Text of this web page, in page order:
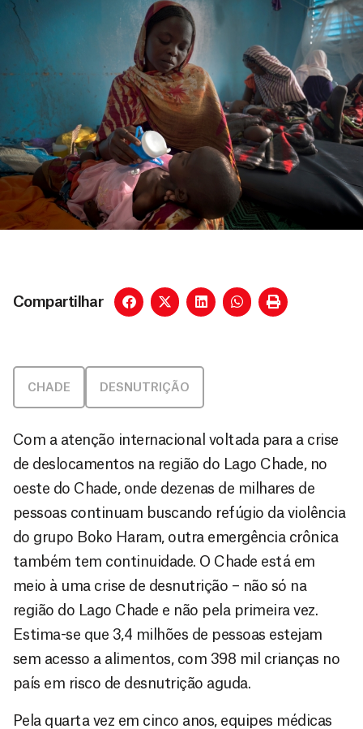
Compartilhar
CHADE DESNUTRIÇÃO
Com a atenção internacional voltada para a crise
de deslocamentos na região do Lago Chade, no
oeste do Chade, onde dezenas de milhares de
pessoas continuam buscando refúgio da violência
do grupo Boko Haram, outra emergência crônica
também tem continuidade. O Chade está em
meio à uma crise de desnutrição – não só na
região do Lago Chade e não pela primeira vez.
Estima-se que 3,4 milhões de pessoas estejam
sem acesso a alimentos, com 398 mil crianças no
país em risco de desnutrição aguda.
Pela quarta vez em cinco anos, equipes médicas